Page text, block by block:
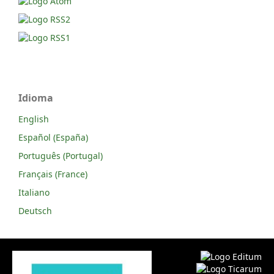
Idioma
English
Español (España)
Português (Portugal)
Français (France)
Italiano
Deutsch